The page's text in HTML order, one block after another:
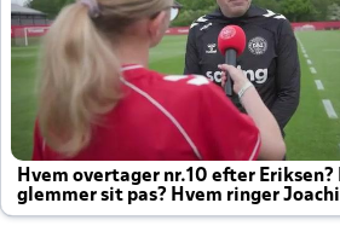
Hvem overtager nr.10 efter Eriksen?
glemmer sit pas? Hvem ringer
altid til efter kampe?